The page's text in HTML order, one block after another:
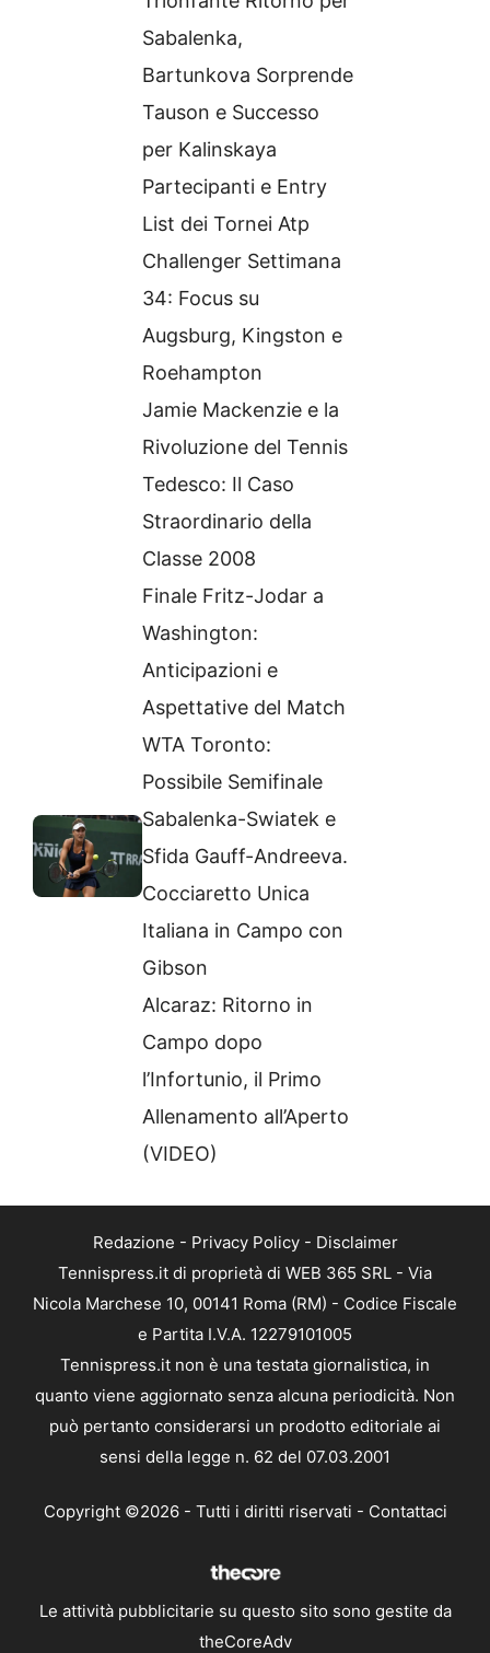
Sabalenka,
Bartunkova Sorprende
Tauson e Successo
per Kalinskaya
Partecipanti e Entry
List dei Tornei Atp
Challenger Settimana
34: Focus su
Augsburg, Kingston e
Roehampton
Jamie Mackenzie e la
Rivoluzione del Tennis
Tedesco: Il Caso
Straordinario della
Classe 2008
Finale Fritz-Jodar a
Washington:
Anticipazioni e
Aspettative del Match
WTA Toronto:
Possibile Semifinale
Sabalenka-Swiatek e
Sfida Gauff-Andreeva.
Cocciaretto Unica
Italiana in Campo con
Gibson
Alcaraz: Ritorno in
Campo dopo
l’Infortunio, il Primo
Allenamento all’Aperto
(VIDEO)
Redazione - Privacy Policy- Disclaimer
Tennispress.it di proprietà di WEB 365 SRL - Via
Nicola Marchese 10, 00141 Roma (RM) - Codice Fiscale
e Partita I.V.A. 12279101005
Tennispress.it non è una testata giornalistica, in
quanto viene aggiornato senza alcuna periodicità. Non
può pertanto considerarsi un prodotto editoriale ai
sensi della legge n. 62 del 07.03.2001
Copyright ©2026 - Tutti i diritti riservati - Contattaci
Le attività pubblicitarie su questo sito sono gestite da
theCoreAdv